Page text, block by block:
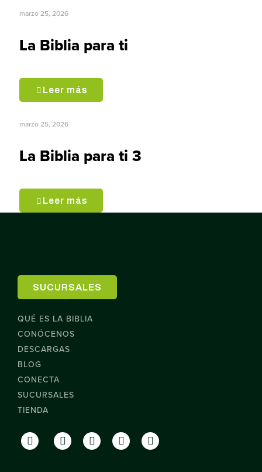
marzo 25, 2026
La Biblia para ti
Leer más
marzo 25, 2026
La Biblia para ti 3
Leer más
SUCURSALES
QUÉ ES LA BIBLIA
CONÓCENOS
DESCARGAS
BLOG
CONECTA
SUCURSALES
TIENDA